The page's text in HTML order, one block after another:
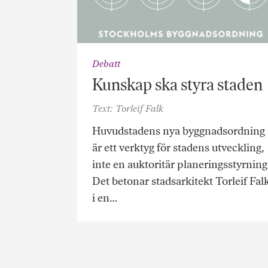
Debatt
Kunskap ska styra staden
Text: Torleif Falk
Huvudstadens nya byggnadsordning
är ett verktyg för stadens utveckling,
inte en auktoritär
Det betonar stadsarkitekt Torleif
i en…